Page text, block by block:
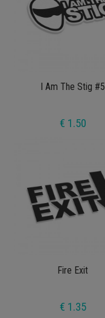
I Am The Stig #5
€ 1.50
Fire Exit
€ 1.35